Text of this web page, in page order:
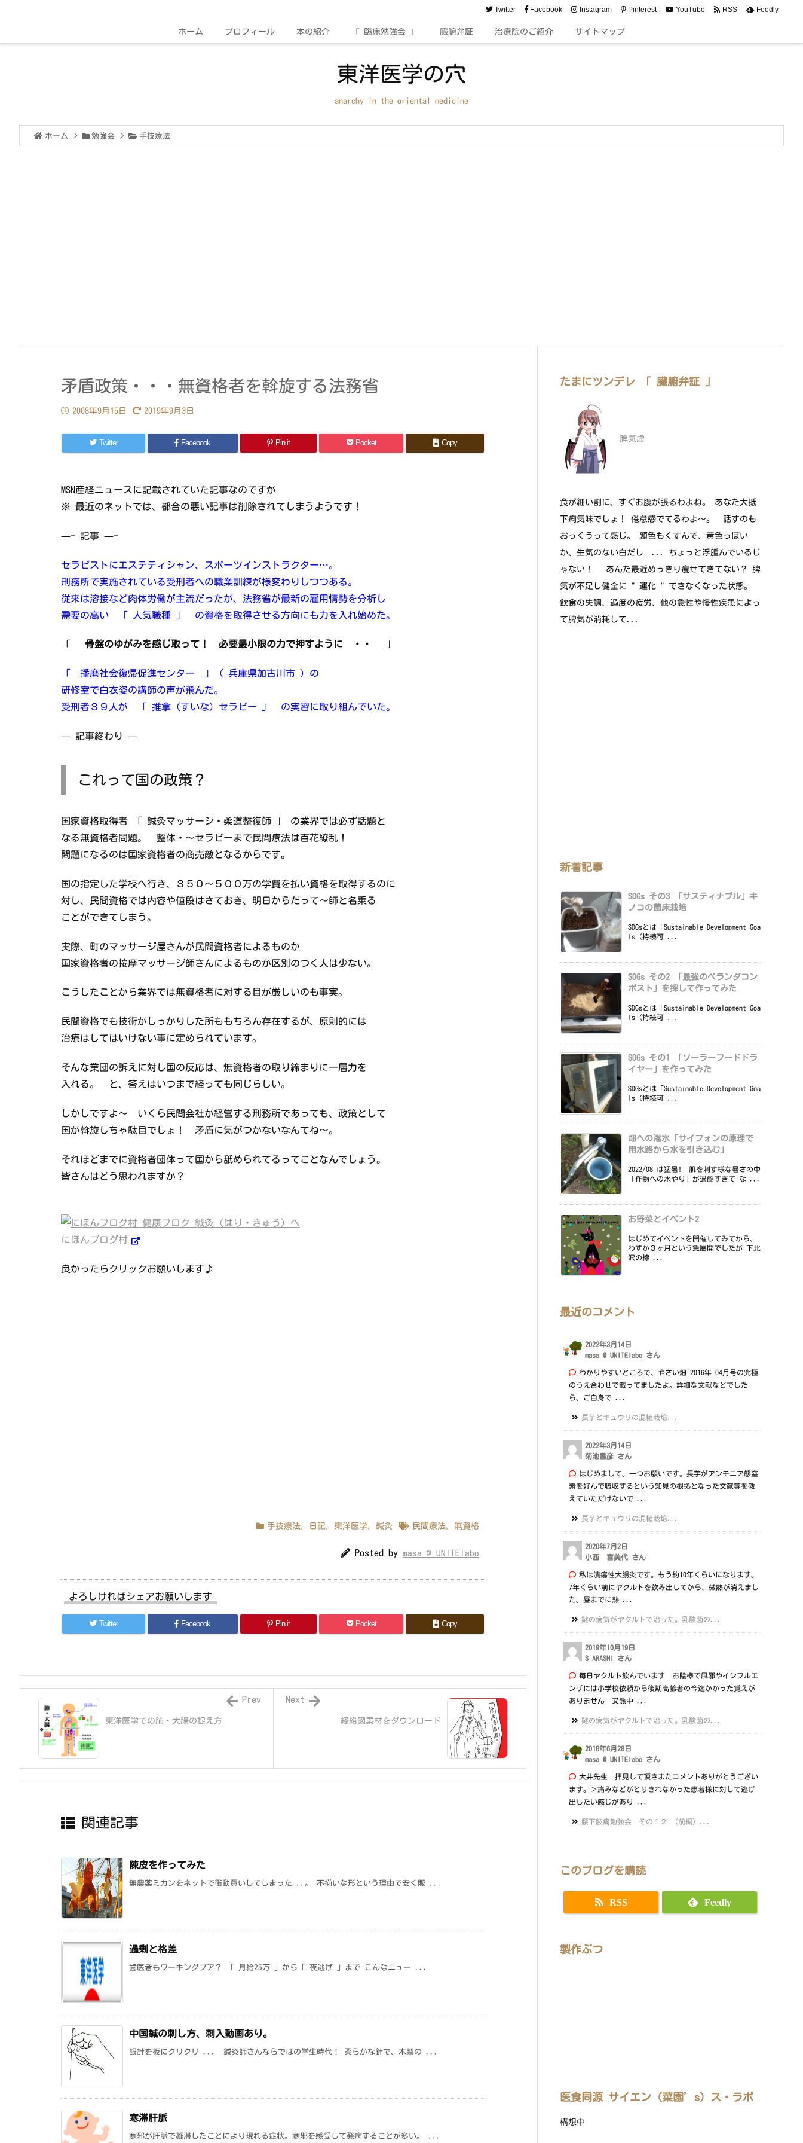
ホーム プロフィール 本の紹介 「 臨床勉強会 」 臓腑弁証 治療院のご紹介 サイトマップ
Twitter Facebook Instagram Pinterest YouTube RSS Feedly
東洋医学の穴
anarchy in the oriental medicine
ホーム > 勉強会 > 手技療法
矛盾政策・・・無資格者を斡旋する法務省
2008年9月15日 2019年9月3日
Twitter Facebook Pin it Pocket Copy
MSN産経ニュースに記載されていた記事なのですが
※ 最近のネットでは、都合の悪い記事は削除されてしまうようです！
—- 記事 —-
セラピストにエステティシャン、スポーツインストラクター…。
刑務所で実施されている受刑者への職業訓練が様変わりしつつある。
従来は溶接など肉体労働が主流だったが、法務省が最新の雇用情勢を分析し
需要の高い 「 人気職種 」 の資格を取得させる方向にも力を入れ始めた。
骨盤のゆがみを感じ取って！ 必要最小限の力で押すように ・・ 」
「 播磨社会復帰促進センター 」（ 兵庫県加古川市 ）の
研修室で白衣姿の講師の声が飛んだ。
受刑者３９人が 「 推拿（すいな）セラピー 」 の実習に取り組んでいた。
— 記事終わり —
これって国の政策？
国家資格取得者 「 鍼灸マッサージ・柔道整復師 」 の業界では必ず話題と
なる無資格者問題。 整体・～セラピーまで民間療法は百花繚乱！
問題になるのは国家資格者の商売敵となるからです。
国の指定した学校へ行き、３５０～５００万の学費を払い資格を取得するのに
対し、民間資格では内容や値段はさておき、明日からだって～師と名乗る
ことができてしまう。
実際、町のマッサージ屋さんが民間資格者によるものか
国家資格者の按摩マッサージ師さんによるものか区別のつく人は少ない。
こうしたことから業界では無資格者に対する目が厳しいのも事実。
民間資格でも技術がしっかりした所ももちろん存在するが、原則的には
治療はしてはいけない事に定められています。
そんな業団の訴えに対し国の反応は、無資格者の取り締まりに一層力を
入れる。 と、答えはいつまで経っても同じらしい。
しかしですよ～ いくら民間会社が経営する刑務所であっても、政策として
国が斡旋しちゃ駄目でしょ！ 矛盾に気がつかないなんてね～。
それほどまでに資格者団体って国から舐められてるってことなんでしょう。
皆さんはどう思われますか？
にほんブログ村
良かったらクリックお願いします♪
手技療法, 日記, 東洋医学, 鍼灸 民間療法, 無資格
Posted by masa @ UNITElabo
よろしければシェアお願いします
Twitter Facebook Pin it Pocket Copy
経絡図素材をダウンロード
Next
東洋医学での肺・大腸の捉え方
Prev
関連記事
陳皮を作ってみた
無農薬ミカンをネットで衝動買いしてしまった...。 不揃いな形という理由で安く販 ...
過剰と格差
歯医者もワーキングプア？ 「 月給25万 」から「 夜逃げ 」まで こんなニュー ...
中国鍼の刺し方、刺入動画あり。
銀針を板にクリクリ ... 鍼灸師さんならではの学生時代！ 柔らかな針で、木製の ...
寒滞肝脈
寒邪が肝脈で凝滞したことにより現れる症状。寒邪を感受して発病することが多い。 ...
たまにツンデレ 「 臓腑弁証 」
脾気虚
食が細い割に、すぐお腹が張るわよね。 あなた大抵
下痢気味でしょ！ 倦怠感でてるわよ～。 話すのも
おっくうって感じ。 顔色もくすんで、黄色っぽい
か、生気のない白だし ... ちょっと浮腫んでいるじ
ゃない！ あんた最近めっきり痩せてきてない？ 脾
気が不足し健全に " 運化 " できなくなった状態。
飲食の失調、過度の疲労、他の急性や慢性疾患によっ
て脾気が消耗して...
新着記事
SDGs その3 「サスティナブル」キ
ノコの菌床栽培
SDGsとは「Sustainable Development Goa
ls（持続可 ...
SDGs その2 「最強のベランダコン
ポスト」を探して作ってみた
SDGsとは「Sustainable Development Goa
ls（持続可 ...
SDGs その1 「ソーラーフードドラ
イヤー」を作ってみた
SDGsとは「Sustainable Development Goa
ls（持続可 ...
畑への潅水「サイフォンの原理で
用水路から水を引き込む」
2022/08 は猛暑! 肌を刺す様な暑さの中
「作物への水やり」が過酷すぎて な ...
お野菜とイベント2
はじめてイベントを開催してみてから、
わずか３ヶ月という急展開でしたが 下北
沢の線 ...
最近のコメント
2022年3月14日
masa @ UNITElabo さん
わかりやすいところで、やさい畑 2016年 04月号の究極
のうえ合わせで載ってましたよ。詳細な文献などでした
ら、ご自身で ...
長芋とキュウリの混植栽培...
2022年3月14日
菊池昌彦 さん
はじめまして。一つお願いです。長芋がアンモニア態窒
素を好んで吸収するという知見の根拠となった文献等を教
えていただけないで ...
長芋とキュウリの混植栽培...
2020年7月2日
小西 喜美代 さん
私は潰瘍性大腸炎です。もう約10年くらいになります。
7年くらい前にヤクルトを飲み出してから、微熱が消えまし
た。昼までに熱 ...
謎の病気がヤクルトで治った。乳酸菌の...
2019年10月19日
S ARASHI さん
毎日ヤクルト飲んでいます お陰様で風邪やインフルエ
ンザには小学校依頼から後期高齢者の今迄かかった覚えが
ありません 又熱中 ...
謎の病気がヤクルトで治った。乳酸菌の...
2018年6月28日
masa @ UNITElabo さん
大井先生 拝見して頂きまたコメントありがとうござい
ます。＞痛みなどがとりきれなかった患者様に対して逃げ
出したい感じがあり ...
腰下肢痛勉強会 その１２ （前編）...
このブログを購読
RSS Feedly
製作ぶつ
医食同源 サイエン（菜園’s）ス・ラボ
構想中